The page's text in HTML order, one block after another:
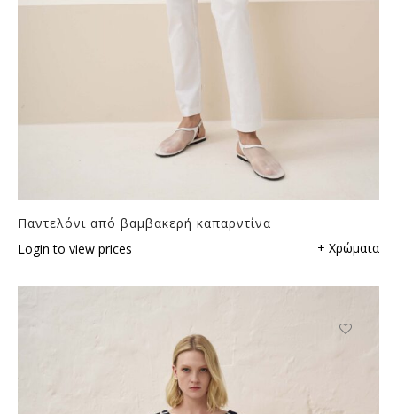
Παντελόνι από βαμβακερή καπαρντίνα
Login to view prices
+ Χρώματα